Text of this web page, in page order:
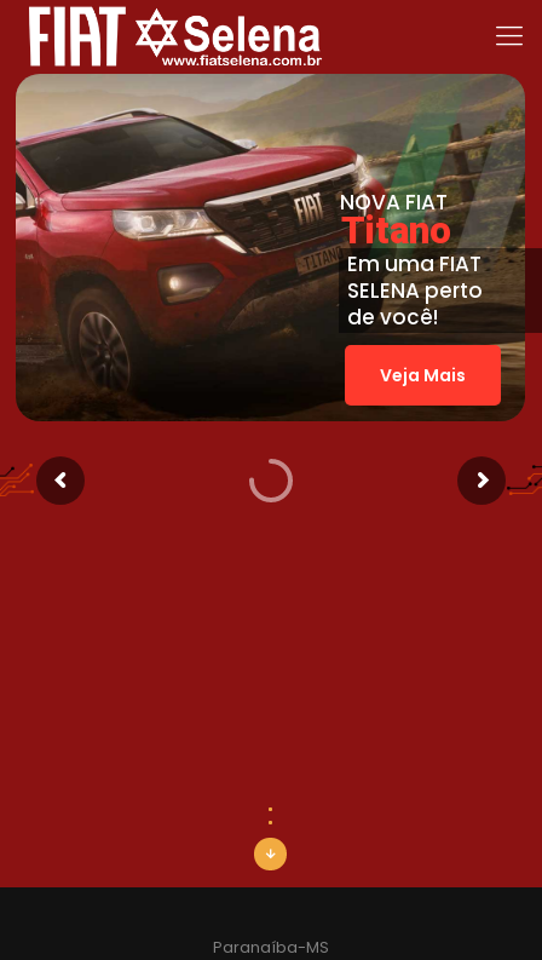
arrow_downward
Em uma FIAT
SELENA perto
de você!
Titano
NOVA FIAT
Veja Mais
Paranaíba-MS